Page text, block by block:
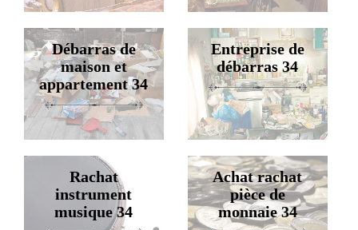
Débarras de
maison et
appartement 34
Entreprise de
débarras 34
Rachat
instrument
musique 34
Achat rachat
pièce de
monnaie 34